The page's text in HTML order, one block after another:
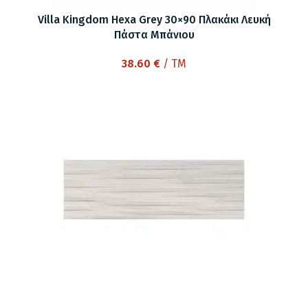
Villa Kingdom Hexa Grey 30×90 Πλακάκι Λευκή
Πάστα Μπάνιου
38.60 € / TM